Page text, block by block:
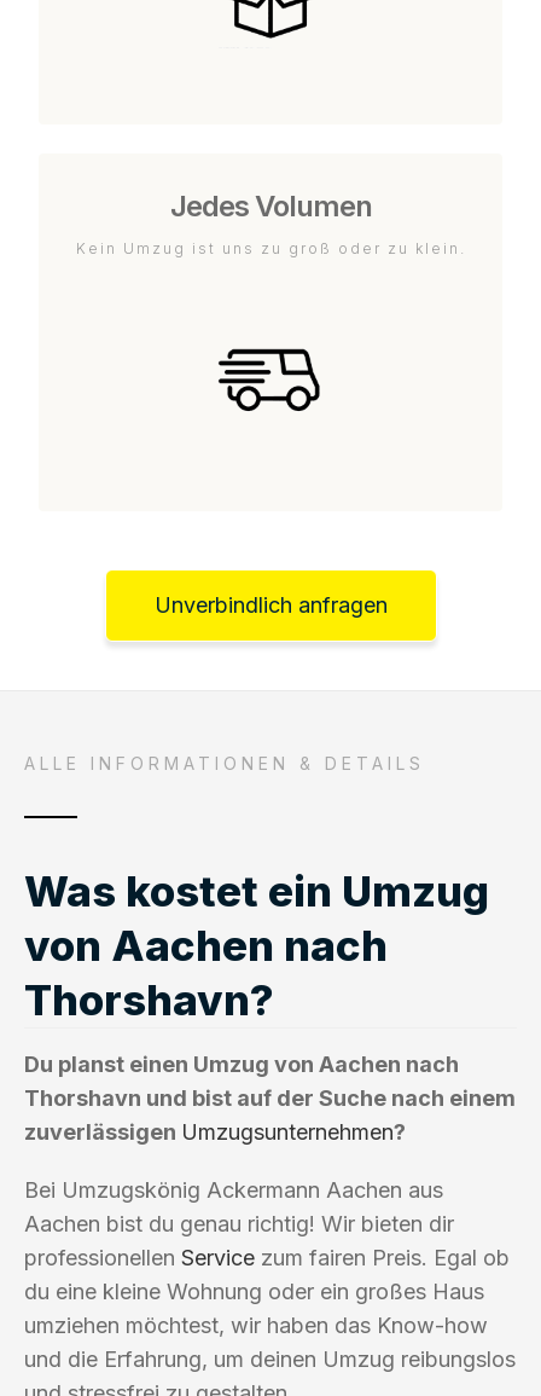
Jedes Volumen
Kein Umzug ist uns zu groß oder zu klein.
Unverbindlich anfragen
ALLE INFORMATIONEN & DETAILS
Was kostet ein Umzug
von Aachen nach
Thorshavn?
Du planst einen Umzug von Aachen nach
Thorshavn und bist auf der Suche nach einem
zuverlässigen Umzugsunternehmen?
Bei Umzugskönig Ackermann Aachen aus
Aachen bist du genau richtig! Wir bieten dir
professionellen Service zum fairen Preis. Egal ob
du eine kleine Wohnung oder ein großes Haus
umziehen möchtest, wir haben das Know-how
und die Erfahrung, um deinen Umzug reibungslos